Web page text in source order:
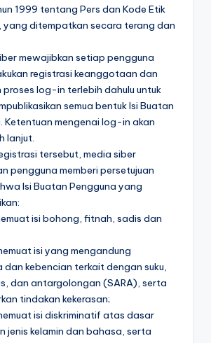
1999 tentang Pers dan Kode Etik
yang ditempatkan secara terang dan
mewajibkan setiap pengguna
registrasi keanggotaan dan
proses log-in terlebih dahulu untuk
semua bentuk Isi Buatan
Ketentuan mengenai log-in akan
lanjut.
tersebut, media siber
pengguna memberi persetujuan
Isi Buatan Pengguna yang
isi bohong, fitnah, sadis dan
isi yang mengandung
dan kebencian terkait dengan suku,
dan antargolongan (SARA), serta
tindakan kekerasan;
isi diskriminatif atas dasar
jenis kelamin dan bahasa, serta